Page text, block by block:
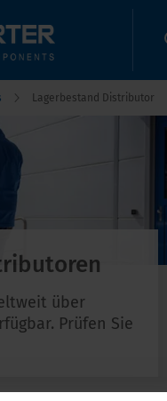
Lagerbestand Distributor
über
Prüfen Sie